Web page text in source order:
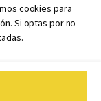
cookies para
Si optas por no